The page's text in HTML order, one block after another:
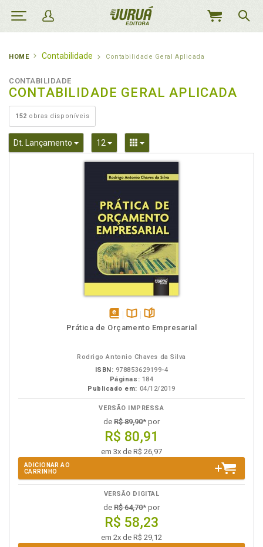
MEU
HOME Contabilidade Contabilidade Geral Aplicada
CONTABILIDADE
CONTABILIDADE GERAL APLICADA
152 obras disponíveis
Dt. Lançamento Toggle Dropdown
12 Toggle DropdownToggle Dropdown
disponívelDisponível
páginas
Prática de Orçamento Empresarial
Rodrigo Antonio Chaves da Silva
ISBN: 978853629199-4
Páginas: 184
Publicado em: 04/12/2019
VERSÃO IMPRESSA
de R$ 89,90* por
R$ 80,91
em 3x de R$ 26,97
ADICIONAR AO
CARRINHO
VERSÃO DIGITAL
de R$ 64,70* por
R$ 58,23
em 2x de R$ 29,12